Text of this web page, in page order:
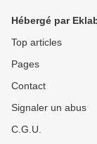
Hébergé par
Top articles
Pages
Contact
Signaler un abus
C.G.U.